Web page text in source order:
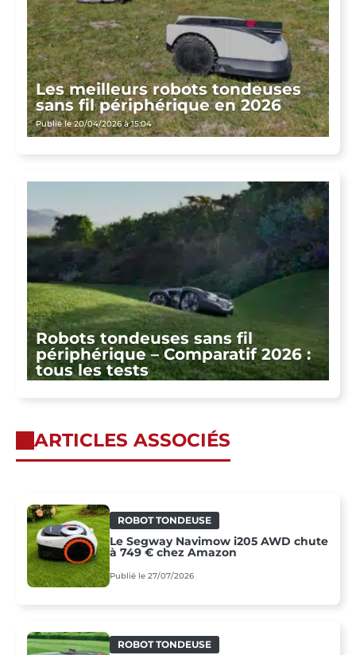
Les meilleurs robots tondeuses
sans fil périphérique en 2026
Publié le 20/04/2026 à 15:04
Robots tondeuses sans fil
périphérique – Comparatif 2026 :
tous les tests
ARTICLES ASSOCIÉS
ROBOT TONDEUSE
Le Segway Navimow i205 AWD chute
à 749 € chez Amazon
Publié le 27/07/2026
ROBOT TONDEUSE